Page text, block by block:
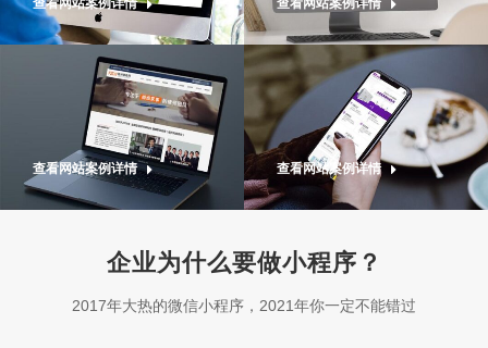
查看网站案例详情 查看网站案例详情
查看网站案例详情 查看网站案例详情
企业为什么要做小程序？
2017年大热的微信小程序，2021年你一定不能错过